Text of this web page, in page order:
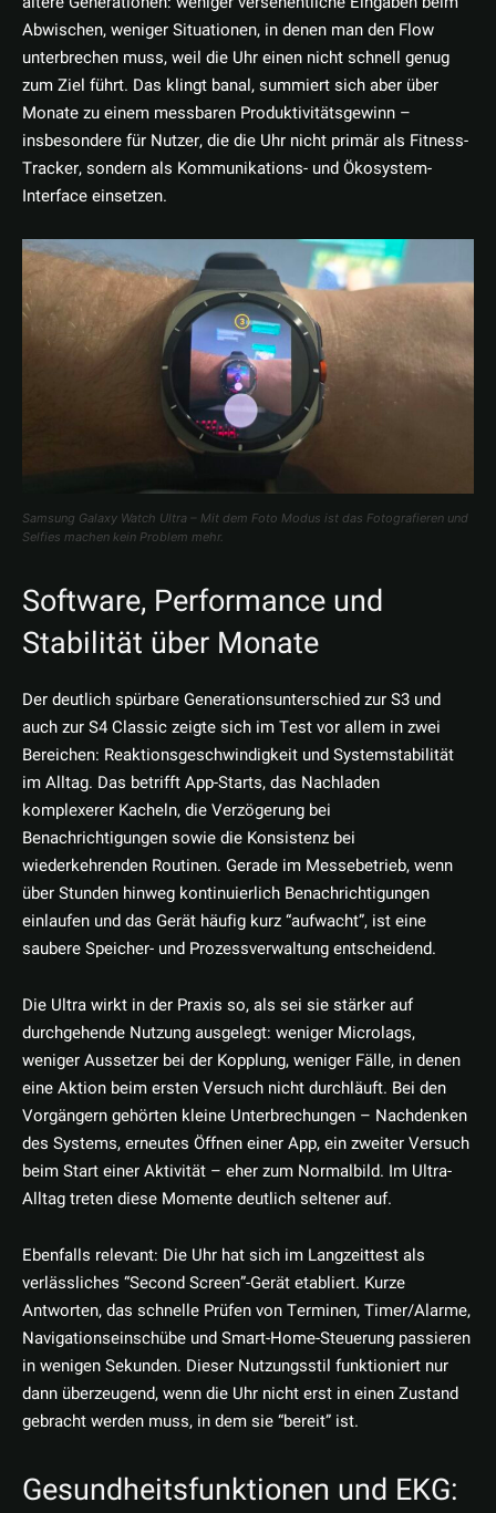
Abwischen, weniger Situationen, in denen man den Flow
unterbrechen muss, weil die Uhr einen nicht schnell genug
zum Ziel führt. Das klingt banal, summiert sich aber über
Monate zu einem messbaren Produktivitätsgewinn –
insbesondere für Nutzer, die die Uhr nicht primär als Fitness-
Tracker, sondern als Kommunikations- und Ökosystem-
Interface einsetzen.
Samsung Galaxy Watch Ultra – Mit dem Foto Modus ist das Fotografieren und
Selfies machen kein Problem mehr.
Software, Performance und
Stabilität über Monate
Der deutlich spürbare Generationsunterschied zur S3 und
auch zur S4 Classic zeigte sich im Test vor allem in zwei
Bereichen: Reaktionsgeschwindigkeit und Systemstabilität
im Alltag. Das betrifft App-Starts, das Nachladen
komplexerer Kacheln, die Verzögerung bei
Benachrichtigungen sowie die Konsistenz bei
wiederkehrenden Routinen. Gerade im Messebetrieb, wenn
über Stunden hinweg kontinuierlich Benachrichtigungen
einlaufen und das Gerät häufig kurz “aufwacht”, ist eine
saubere Speicher- und Prozessverwaltung entscheidend.
Die Ultra wirkt in der Praxis so, als sei sie stärker auf
durchgehende Nutzung ausgelegt: weniger Microlags,
weniger Aussetzer bei der Kopplung, weniger Fälle, in denen
eine Aktion beim ersten Versuch nicht durchläuft. Bei den
Vorgängern gehörten kleine Unterbrechungen – Nachdenken
des Systems, erneutes Öffnen einer App, ein zweiter Versuch
beim Start einer Aktivität – eher zum Normalbild. Im Ultra-
Alltag treten diese Momente deutlich seltener auf.
Ebenfalls relevant: Die Uhr hat sich im Langzeittest als
verlässliches “Second Screen”-Gerät etabliert. Kurze
Antworten, das schnelle Prüfen von Terminen, Timer/Alarme,
Navigationseinschübe und Smart-Home-Steuerung passieren
in wenigen Sekunden. Dieser Nutzungsstil funktioniert nur
dann überzeugend, wenn die Uhr nicht erst in einen Zustand
gebracht werden muss, in dem sie “bereit” ist.
Gesundheitsfunktionen und EKG: